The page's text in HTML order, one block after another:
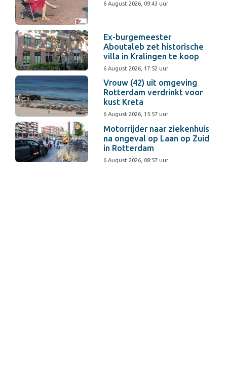
6 August 2026, 09:43 uur
Ex-burgemeester
Aboutaleb zet historische
villa in Kralingen te koop
6 August 2026, 17:52 uur
Vrouw (42) uit omgeving
Rotterdam verdrinkt voor
kust Kreta
6 August 2026, 15:57 uur
Motorrijder naar ziekenhuis
na ongeval op Laan op Zuid
in Rotterdam
6 August 2026, 08:57 uur